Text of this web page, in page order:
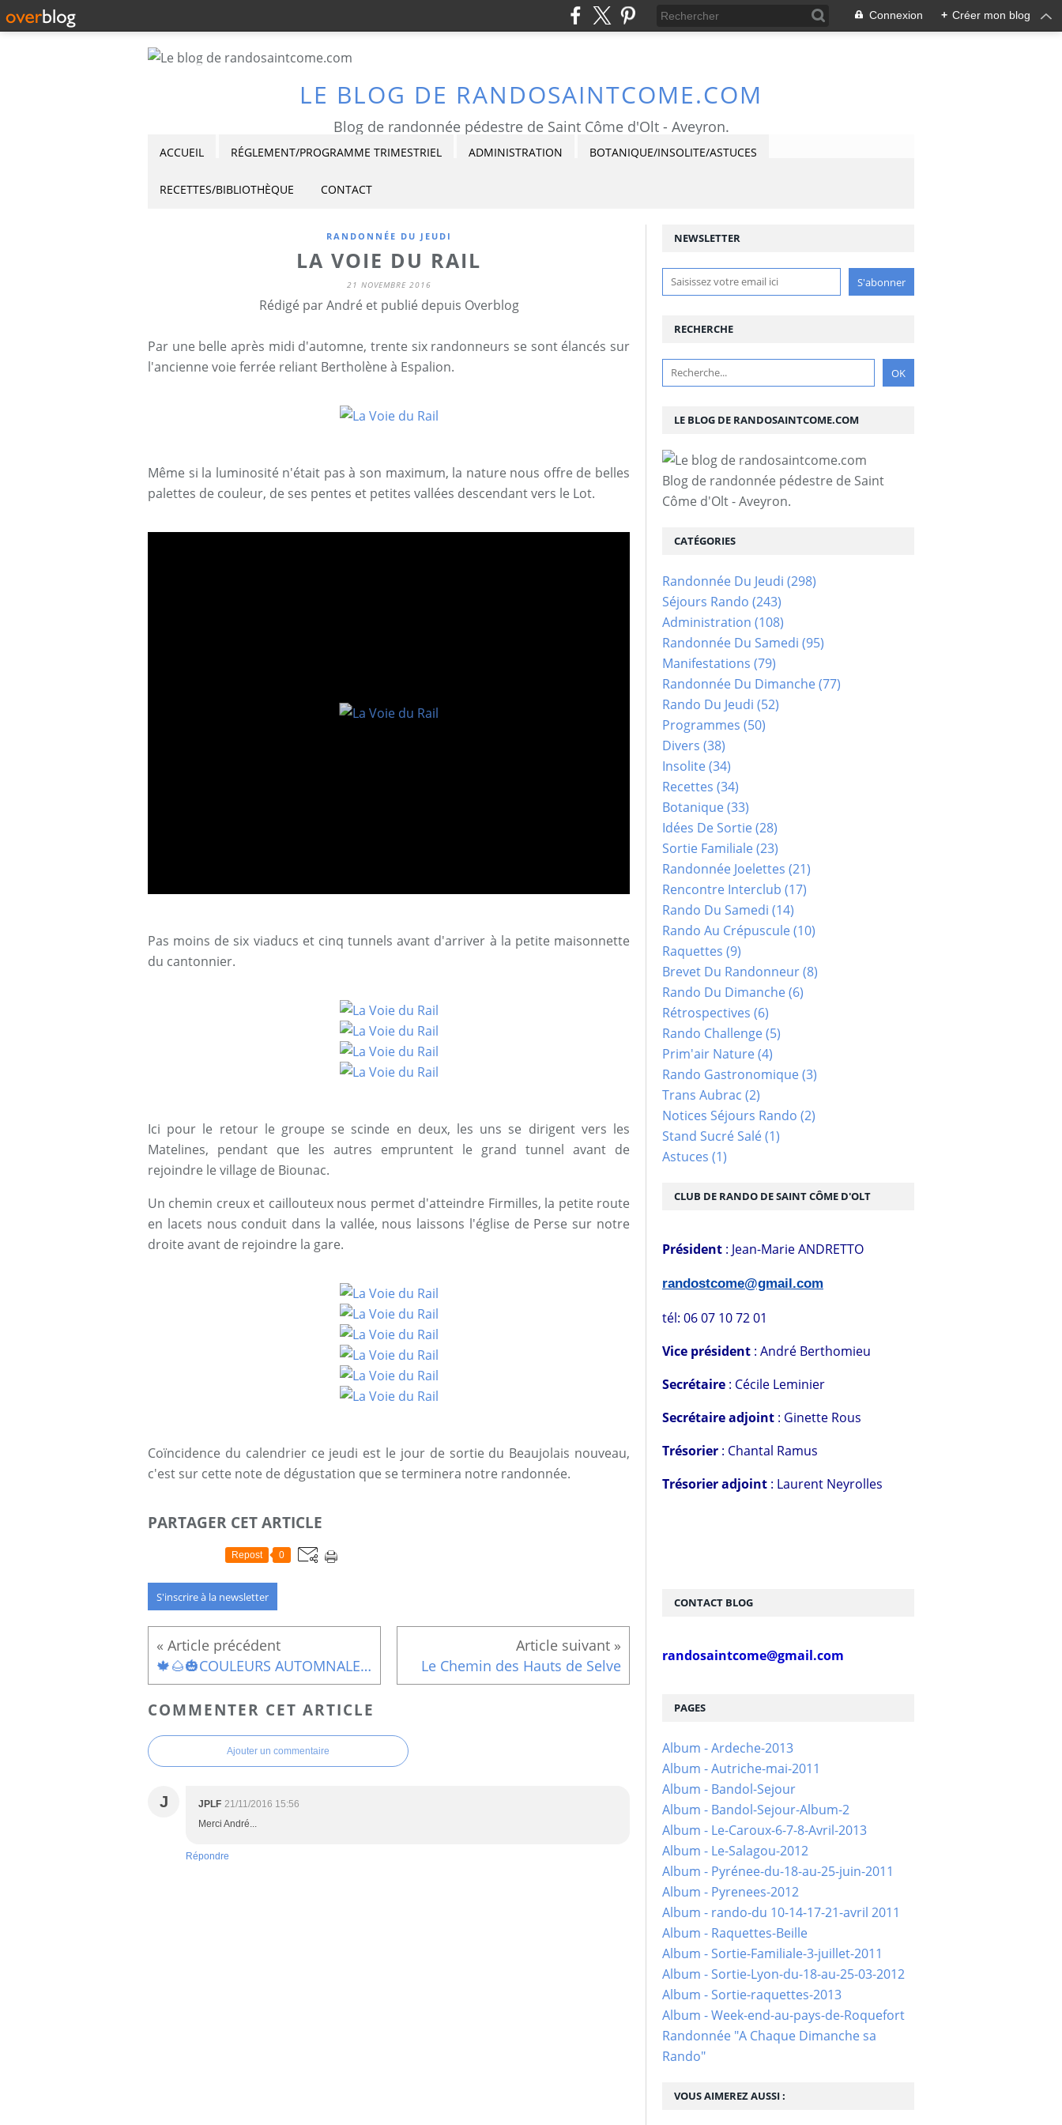
Connexion + Créer mon blog
LE BLOG DE RANDOSAINTCOME.COM
Blog de randonnée pédestre de Saint Côme d'Olt - Aveyron.
ACCUEIL RÉGLEMENT/PROGRAMME TRIMESTRIEL ADMINISTRATION BOTANIQUE/INSOLITE/ASTUCES
RECETTES/BIBLIOTHÈQUE CONTACT
RANDONNÉE DU JEUDI
LA VOIE DU RAIL
21 NOVEMBRE 2016
Rédigé par André et publié depuis Overblog
Par une belle après midi d'automne, trente six randonneurs se sont élancés sur
l'ancienne voie ferrée reliant Bertholène à Espalion.
Même si la luminosité n'était pas à son maximum, la nature nous offre de belles
palettes de couleur, de ses pentes et petites vallées descendant vers le Lot.
Pas moins de six viaducs et cinq tunnels avant d'arriver à la petite maisonnette
du cantonnier.
Ici pour le retour le groupe se scinde en deux, les uns se dirigent vers les
Matelines, pendant que les autres empruntent le grand tunnel avant de
rejoindre le village de Biounac.
Un chemin creux et caillouteux nous permet d'atteindre Firmilles, la petite route
en lacets nous conduit dans la vallée, nous laissons l'église de Perse sur notre
droite avant de rejoindre la gare.
Coïncidence du calendrier ce jeudi est le jour de sortie du Beaujolais nouveau,
c'est sur cette note de dégustation que se terminera notre randonnée.
PARTAGER CET ARTICLE
Repost 0
S'inscrire à la newsletter
🍁🌰🎃COULEURS AUTOMNALES🎃🌰🍁 Le Chemin des Hauts de Selve
COMMENTER CET ARTICLE
Ajouter un commentaire
J JPLF 21/11/2016 15:56
Merci André...
Répondre
NEWSLETTER
RECHERCHE
LE BLOG DE RANDOSAINTCOME.COM
Blog de randonnée pédestre de Saint
Côme d'Olt - Aveyron.
VOUS AIMEREZ AUSSI :
PAGES
Album - Ardeche-2013
Album - Autriche-mai-2011
Album - Bandol-Sejour
Album - Bandol-Sejour-Album-2
Album - Le-Caroux-6-7-8-Avril-2013
Album - Le-Salagou-2012
Album - Pyrénee-du-18-au-25-juin-2011
Album - Pyrenees-2012
Album - rando-du 10-14-17-21-avril 2011
Album - Raquettes-Beille
Album - Sortie-Familiale-3-juillet-2011
Album - Sortie-Lyon-du-18-au-25-03-2012
Album - Sortie-raquettes-2013
Album - Week-end-au-pays-de-Roquefort
Randonnée "A Chaque Dimanche sa
Rando"
CATÉGORIES
Randonnée Du Jeudi (298)
Séjours Rando (243)
Administration (108)
Randonnée Du Samedi (95)
Manifestations (79)
Randonnée Du Dimanche(77)
Rando Du Jeudi (52)
Programmes (50)
Divers (38)
Insolite(34)
Recettes (34)
Botanique(33)
Idées De Sortie(28)
Sortie Familiale(23)
Randonnée Joelettes (21)
Rencontre Interclub (17)
Rando Du Samedi (14)
Rando Au Crépuscule(10)
Raquettes (9)
Brevet Du Randonneur(8)
Rando Du Dimanche(6)
Rétrospectives (6)
Rando Challenge(5)
Prim'air Nature(4)
Rando Gastronomique(3)
Trans Aubrac (2)
Notices Séjours Rando (2)
Stand Sucré Salé(1)
Astuces (1)
CLUB DE RANDO DE SAINT CÔME D'OLT
Président : Jean-Marie ANDRETTO
randostcome@gmail.com
tél: 06 07 10 72 01
Vice président : André Berthomieu
Secrétaire : Cécile Leminier
Secrétaire adjoint : Ginette Rous
Trésorier : Chantal Ramus
Trésorier adjoint : Laurent Neyrolles
CONTACT BLOG
randosaintcome@gmail.com